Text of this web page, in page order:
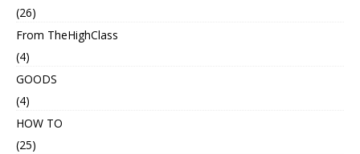
(26)
From TheHighClass
(4)
GOODS
(4)
HOW TO
(25)